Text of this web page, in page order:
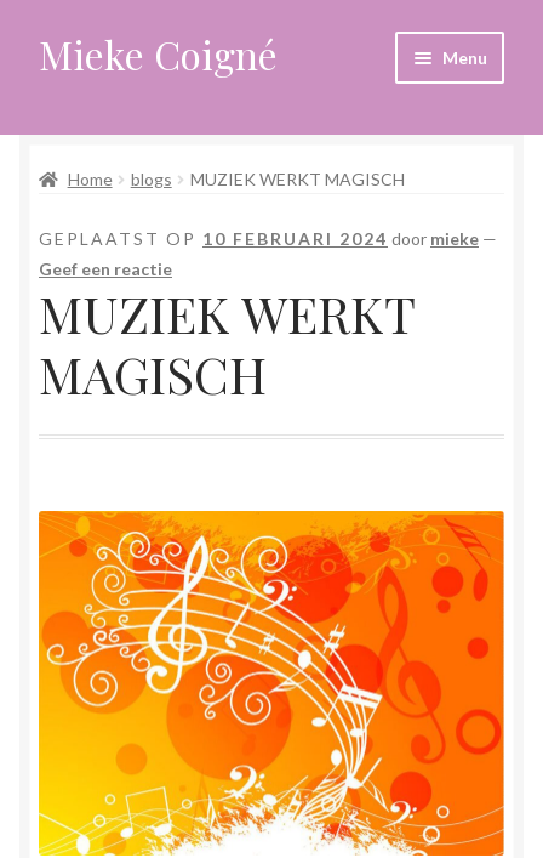
Ga
door
navigatie
Ga
naar
inhoud
Mieke Coigné Menu
Afrekenen
Algemene voorwaarden
Anders leven in een sterk veranderende tijd
Bewust omgaan met hoog gevoeligheid
Blogs
Herinner wie je werkelijk bent
Magische helende verhalen ©Mieke
Mijn account
Mindfulness en Hartcoherentie
Narcisme
Home blogs MUZIEK WERKT MAGISCH
GEPLAATST OP 10 FEBRUARI 2024 door mieke —
Geef een reactie
MUZIEK WERKT
MAGISCH